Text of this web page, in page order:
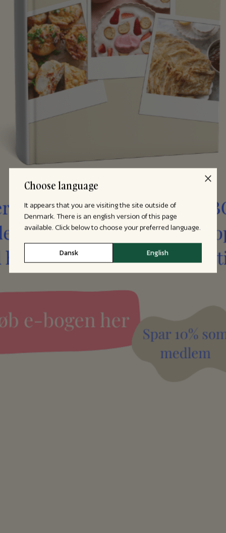
Choose language
It appears that you are visiting the site outside of
Denmark. There is an english version of this page
available. Click below to choose your preferred language.
Dansk English